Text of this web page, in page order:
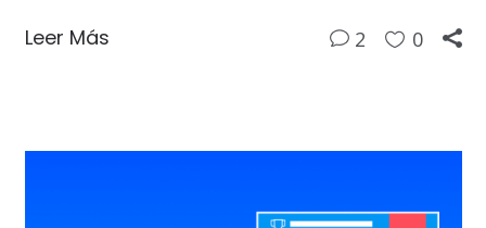
Leer Más 2 0